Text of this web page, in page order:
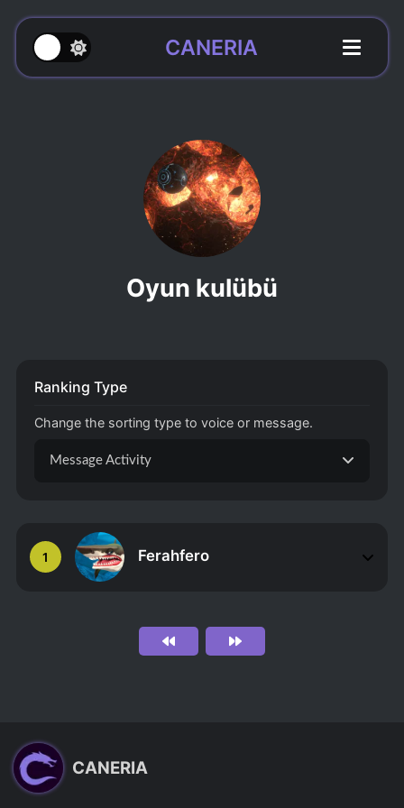
CANERIA
Oyun kulübü
1 Ferahfero
Ranking Type
Change the sorting type to voice or message.
Message Activity
CANERIA